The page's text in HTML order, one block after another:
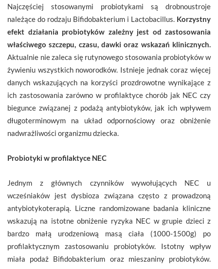
Najczęściej stosowanymi probiotykami są drobnoustroje
należące do rodzaju Bifidobakterium i Lactobacillus. Korzystny
efekt działania probiotyków zależny jest od zastosowania
właściwego szczepu, czasu, dawki oraz wskazań klinicznych.
Aktualnie nie zaleca się rutynowego stosowania probiotyków w
żywieniu wszystkich noworodków. Istnieje jednak coraz więcej
danych wskazujących na korzyści prozdrowotne wynikające z
ich zastosowania zarówno w profilaktyce chorób jak NEC czy
biegunce związanej z podażą antybiotyków, jak ich wpływem
długoterminowym na układ odpornościowy oraz obniżenie
nadwrażliwości organizmu dziecka.
Probiotyki w profilaktyce NEC
Jednym z głównych czynników wywołujących NEC u
wcześniaków jest dysbioza związana często z prowadzoną
antybiotykoterapią. Liczne randomizowane badania kliniczne
wskazują na istotne obniżenie ryzyka NEC w grupie dzieci z
bardzo małą urodzeniową masą ciała (1000-1500g) po
profilaktycznym zastosowaniu probiotyków. Istotny wpływ
miała podaż Bifidobakterium oraz mieszaniny probiotyków.